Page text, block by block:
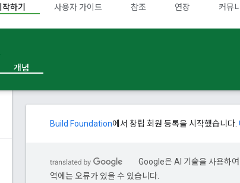
작하기 사용자 가이드 참조 연장 커뮤
개념
Build Foundation에서 창립 회원 등록을 시작했습니다.
Google은 AI 기술을 사용하
역에는 오류가 있을 수 있습니다.